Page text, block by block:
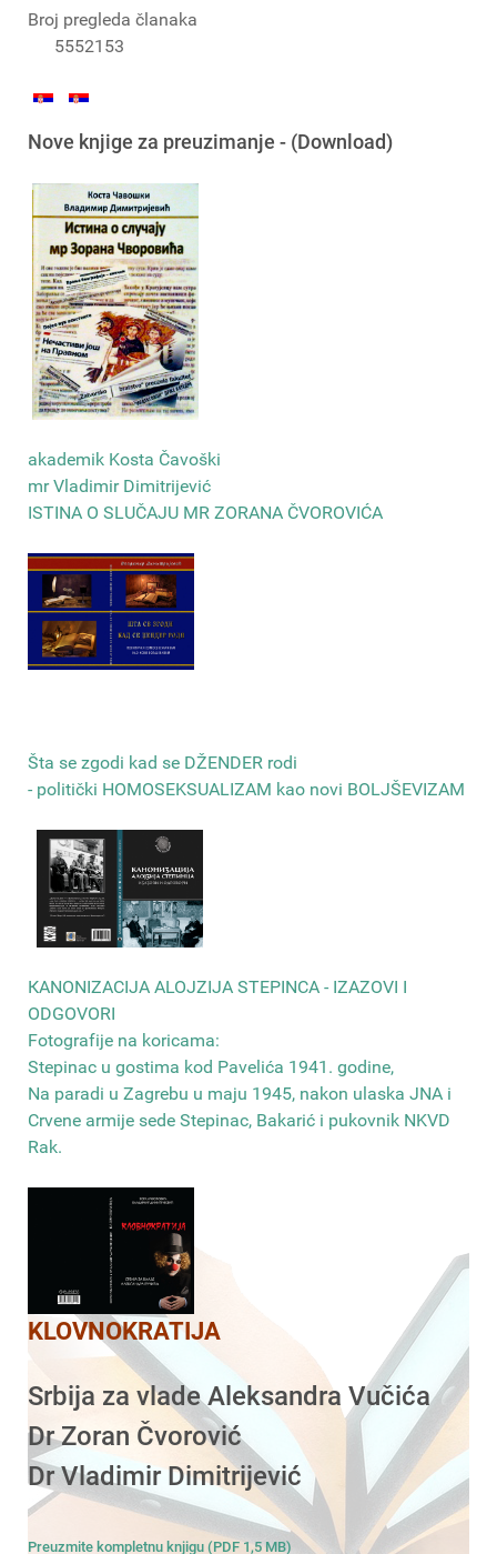
Broj pregleda članaka
5552153
Nove knjige za preuzimanje - (Download)
akademik Kosta Čavoški
mr Vladimir Dimitrijević
ISTINA O SLUČAJU MR ZORANA ČVOROVIĆA
Šta se zgodi kad se DŽENDER rodi
- politički HOMOSEKSUALIZAM kao novi BOLJŠEVIZAM
КANONIZACIJA ALOJZIJA STEPINCA - IZAZOVI I
ODGOVORI
Fotografije na koricama:
Stepinac u gostima kod Pavelića 1941. godine,
Na paradi u Zagrebu u maju 1945, nakon ulaska JNA i
Crvene armije sede Stepinac, Bakarić i pukovnik NKVD
Rak.
KLOVNOKRATIJA
Srbija za vlade Aleksandra Vučića
Dr Zoran Čvorović
Dr Vladimir Dimitrijević
Preuzmite kompletnu knjigu (PDF 1,5 MB)